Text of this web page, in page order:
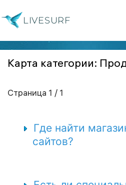
LIVESURF
Карта категории:
Страница 1 / 1
Где найти
сайтов?